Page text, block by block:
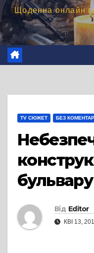
Щоденна онлайн
TV СЮЖЕТ БЕЗ
Від Editor
КВІ 13,